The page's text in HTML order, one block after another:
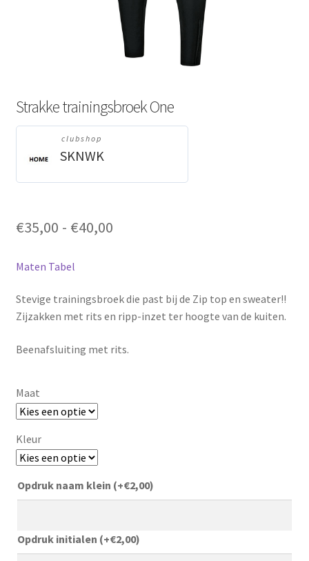
Strakke trainingsbroek One
clubshop
SKNWK
€35,00 - €40,00Prijsklasse:
Maten Tabel
Stevige trainingsbroek die past bij de Zip top en sweater!!
Zijzakken met rits en ripp-inzet ter hoogte van de kuiten.
Beenafsluiting met rits.
Maat
Kleur
Opdruk naam klein (+€2,00)
Opdruk initialen (+€2,00)